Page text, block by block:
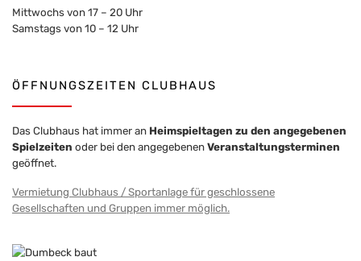
Mittwochs von 17 – 20 Uhr
Samstags von 10 – 12 Uhr
ÖFFNUNGSZEITEN CLUBHAUS
Das Clubhaus hat immer an Heimspieltagen zu den angegebenen
Spielzeiten oder bei den angegebenenVeranstaltungsterminen
geöffnet.
Vermietung Clubhaus / Sportanlage für geschlossene
Gesellschaften und Gruppen immer möglich.